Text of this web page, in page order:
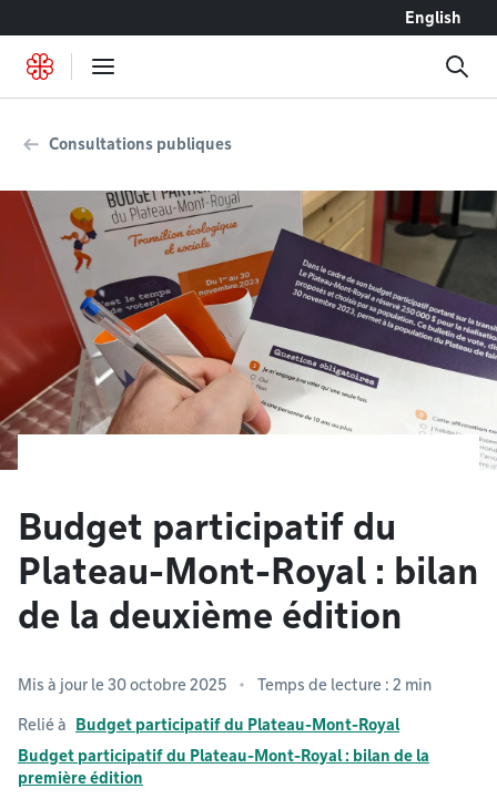
English
Consultations publiques
Budget participatif du
Plateau-Mont-Royal : bilan
de la deuxième édition
Mis à jour le 30 octobre 2025 Temps de lecture : 2 min
Relié à
Budget participatif du Plateau-Mont-Royal
Budget participatif du Plateau-Mont-Royal : bilan de la
première édition